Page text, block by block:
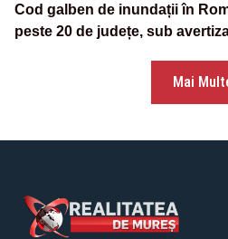
Cod galben de inundații în
peste 20 de județe, sub
Mai